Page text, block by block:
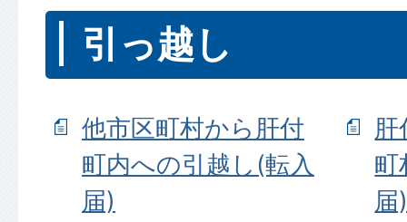
引っ越し
他市区町村から肝付
町内への引越し(転入
届)
町
届